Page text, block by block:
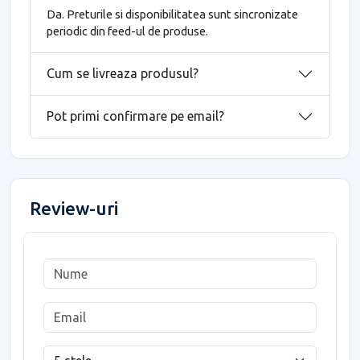
Da. Preturile si disponibilitatea sunt sincronizate
periodic din feed-ul de produse.
Cum se livreaza produsul?
Pot primi confirmare pe email?
Review-uri